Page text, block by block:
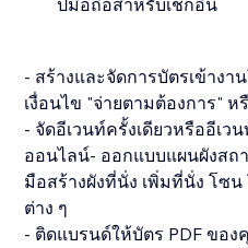
ปมือถือสำหรับเช็กอิน
- สร้างและจัดการบัตรเข้าง
เงื่อนไข "จ่ายตามต้องการ"
- จัดอีเวนท์ครั้งเดียวหรืออีเว
ออนไลน์- ออกแบบแผนผังสถ
มือสร้างผังที่นั่ง เพิ่มที่นั่ง โซ
ต่าง ๆ
- ติดแบรนด์ให้บัตร PDF ขอ